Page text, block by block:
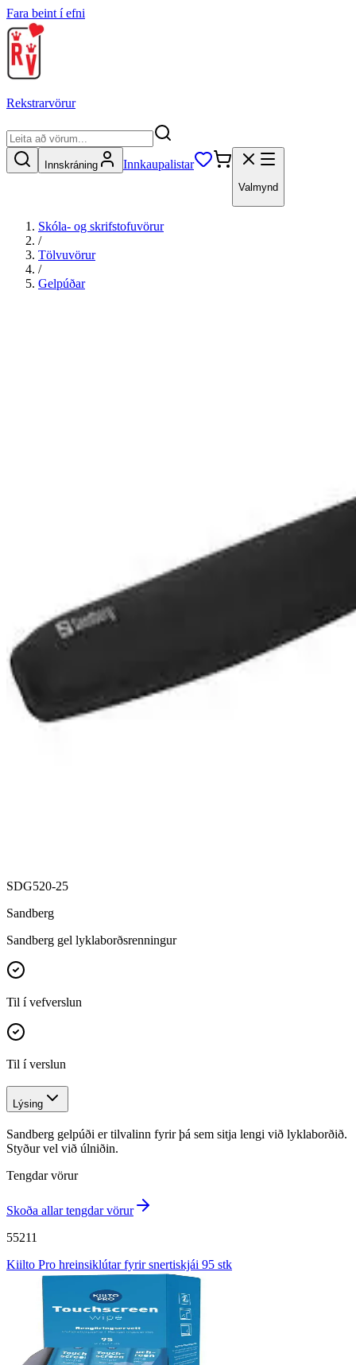
Fara beint í efni
Rekstrarvörur
Innskráning Innkaupalistar
Valmynd
Skóla- og skrifstofuvörur
/
Tölvuvörur
/
Gelpúðar
SDG520-25
Sandberg
Sandberg gel lyklaborðsrenningur
Til í vefverslun
Til í verslun
Lýsing
Sandberg gelpúði er tilvalinn fyrir þá sem sitja lengi við lyklaborðið.
Styður vel við úlniðin.
Tengdar vörur
Skoða allar tengdar vörur
55211
Kiilto Pro hreinsiklútar fyrir snertiskjái 95 stk